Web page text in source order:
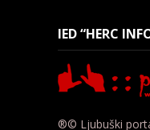
IED “HERC
®© Ljubuški